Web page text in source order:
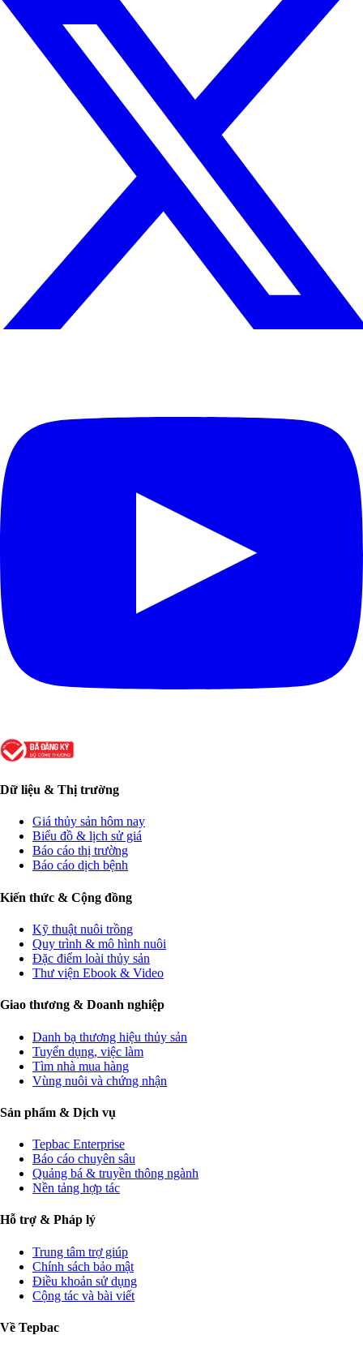
Dữ liệu & Thị trường
Giá thủy sản hôm nay
Biểu đồ & lịch sử giá
Báo cáo thị trường
Báo cáo dịch bệnh
Kiến thức & Cộng đồng
Kỹ thuật nuôi trồng
Quy trình & mô hình nuôi
Đặc điểm loài thủy sản
Thư viện Ebook & Video
Giao thương & Doanh nghiệp
Danh bạ thương hiệu thủy sản
Tuyển dụng, việc làm
Tìm nhà mua hàng
Vùng nuôi và chứng nhận
Sản phẩm & Dịch vụ
Tepbac Enterprise
Báo cáo chuyên sâu
Quảng bá & truyền thông ngành
Nền tảng hợp tác
Hỗ trợ & Pháp lý
Trung tâm trợ giúp
Chính sách bảo mật
Điều khoản sử dụng
Cộng tác và bài viết
Về Tepbac